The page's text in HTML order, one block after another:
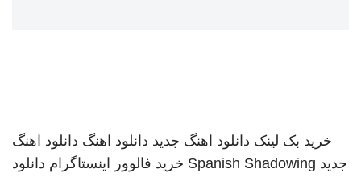
خرید بک لینک دانلود اهنگ جدید دانلود اهنگ دانلود اهنگ
جدید Spanish Shadowing خرید فالوور اینستاگرام دانلود